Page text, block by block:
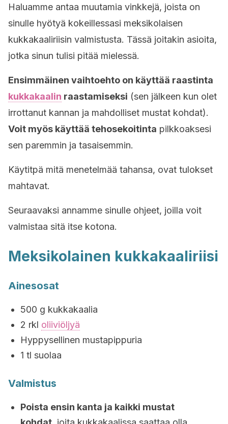
Haluamme antaa muutamia vinkkejä, joista on
sinulle hyötyä kokeillessasi meksikolaisen
kukkakaaliriisin valmistusta. Tässä joitakin asioita,
jotka sinun tulisi pitää mielessä.
Ensimmäinen vaihtoehto on käyttää raastinta
kukkakaalin raastamiseksi (sen jälkeen kun olet
irrottanut kannan ja mahdolliset mustat kohdat).
Voit myös käyttää tehosekoitinta pilkkoaksesi
sen paremmin ja tasaisemmin.
Käytitpä mitä menetelmää tahansa, ovat tulokset
mahtavat.
Seuraavaksi annamme sinulle ohjeet, joilla voit
valmistaa sitä itse kotona.
Meksikolainen kukkakaaliriisi
Ainesosat
500 g kukkakaalia
2 rkl oliiviöljyä
Hyppysellinen mustapippuria
1 tl suolaa
Valmistus
Poista ensin kanta ja kaikki mustat